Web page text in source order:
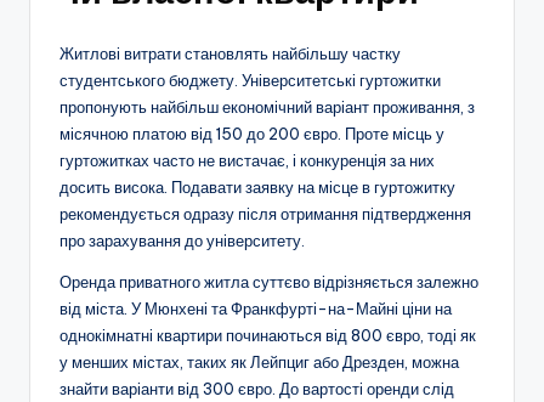
Житлові витрати становлять найбільшу частку
студентського бюджету. Університетські гуртожитки
пропонують найбільш економічний варіант проживання, з
місячною платою від 150 до 200 євро. Проте місць у
гуртожитках часто не вистачає, і конкуренція за них
досить висока. Подавати заявку на місце в гуртожитку
рекомендується одразу після отримання підтвердження
про зарахування до університету.
Оренда приватного житла суттєво відрізняється залежно
від міста. У Мюнхені та Франкфурті-на-Майні ціни на
однокімнатні квартири починаються від 800 євро, тоді як
у менших містах, таких як Лейпциг або Дрезден, можна
знайти варіанти від 300 євро. До вартості оренди слід